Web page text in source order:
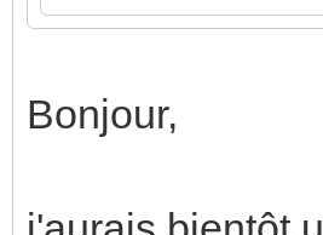
Bonjour,